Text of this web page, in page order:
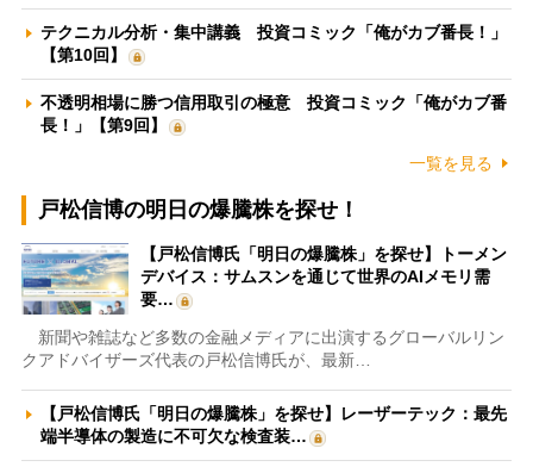
テクニカル分析・集中講義 投資コミック「俺がカブ番長！」
【第10回】
不透明相場に勝つ信用取引の極意 投資コミック「俺がカブ番
長！」【第9回】
一覧を見る
戸松信博の明日の爆騰株を探せ！
【戸松信博氏「明日の爆騰株」を探せ】トーメン
デバイス：サムスンを通じて世界のAIメモリ需
要…
新聞や雑誌など多数の金融メディアに出演するグローバルリン
クアドバイザーズ代表の戸松信博氏が、最新…
【戸松信博氏「明日の爆騰株」を探せ】レーザーテック：最先
端半導体の製造に不可欠な検査装…